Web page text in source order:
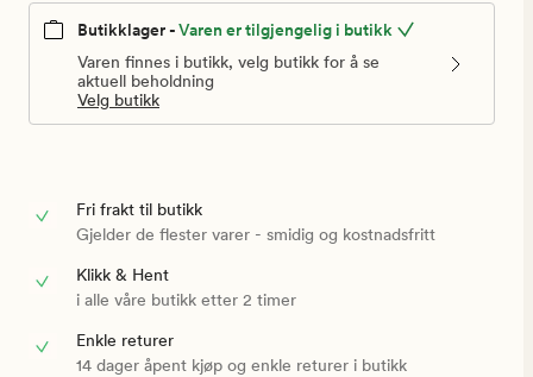
Butikklager -Varen er tilgjengelig i butikk
Varen finnes i butikk, velg butikk for å se
aktuell beholdning
Velg butikk
Fri frakt til butikk
Gjelder de flester varer - smidig og kostnadsfritt
Klikk & Hent
i alle våre butikk etter 2 timer
Enkle returer
14 dager åpent kjøp og enkle returer i butikk